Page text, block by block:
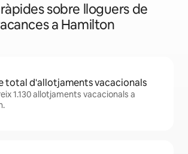
sobre lloguers de
a Hamilton
total d'allotjaments vacacionals
1.130 allotjaments vacacionals a